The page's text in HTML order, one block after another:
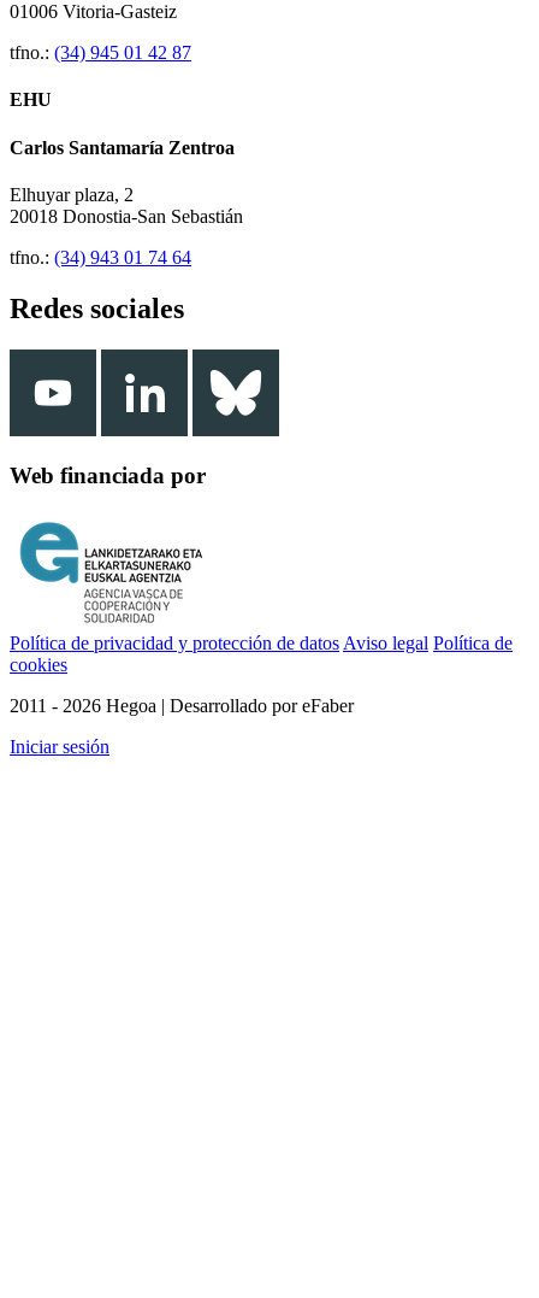
01006 Vitoria-Gasteiz
tfno.: (34) 945 01 42 87
EHU
Carlos Santamaría Zentroa
Elhuyar plaza, 2
20018 Donostia-San Sebastián
tfno.: (34) 943 01 74 64
Redes sociales
Web financiada por
Política de privacidad y protección de datos Aviso legal Política de
cookies
2011 - 2026 Hegoa | Desarrollado por eFaber
Iniciar sesión